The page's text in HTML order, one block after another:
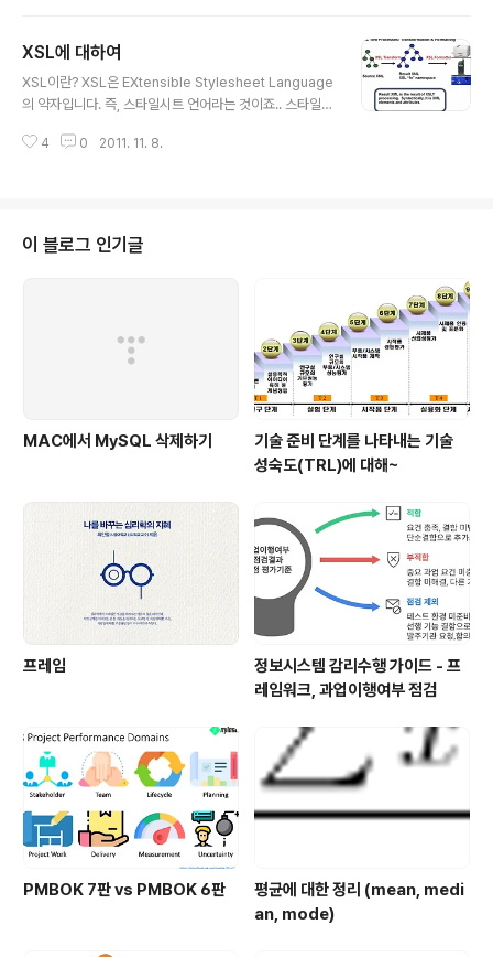
를 탐색하기 위해서 XPath를 사용합니다. - XSLT는 W3C의 표준입니다. 계
속해서 반복되는 말들입니다. 자꾸 듣다 보면 익숙해지겠죠.. ^^ XSLT = XSL
Transformat..
XSL에 대하여
XSL이란? XSL은 EXtensible Stylesheet Language
의 약자입니다. 즉, 스타일시트 언어라는 것이죠.. 스타일시
번 다뤄볼 예정입니다.) CSS는 주로 HTML의 스타일시트
를 마음대로 확장할 수 있는 XML과 달리 HTML은 미리
정의된 태그들만 사용할 수 있습니다. 이런 태그들은 이해
4 0 2011. 11. 8.
이 블로그 인기글
MAC에서 MySQL 삭제하기
기술 준비 단계를 나타내는 기술
성숙도(TRL)에 대해~
프레임
정보시스템 감리수행 가이드 - 프
레임워크, 과업이행여부 점검
PMBOK 7판 vs PMBOK 6판
평균에 대한 정리 (mean, medi
an, mode)